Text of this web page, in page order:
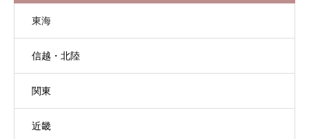
東海
信越・北陸
関東
近畿